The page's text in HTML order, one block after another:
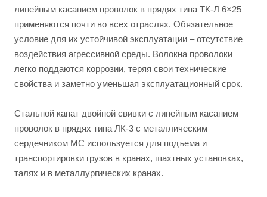
линейным касанием проволок в прядях типа ТК-Л 6×25
применяются почти во всех отраслях. Обязательное
условие для их устойчивой эксплуатации – отсутствие
воздействия агрессивной среды. Волокна проволоки
легко поддаются коррозии, теряя свои технические
свойства и заметно уменьшая эксплуатационный срок.
Cтальной канат двойной свивки с линейным касанием
проволок в прядях типа ЛК-3 с металлическим
сердечником МС используется для подъема и
транспортировки грузов в кранах, шахтных установках,
талях и в металлургических кранах.